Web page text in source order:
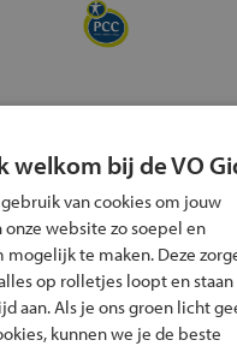
Test je kennis met
Fiets Veilig
Verkeersspel!
Speel het Fiets Veilig
en win een Cortina-fiets!
welkom bij de VO
van cookies om jouw
onze website zo soepel en
mogelijk te maken. Deze
op rolletjes loopt en staan
aan. Als je ons groen licht
kunnen we je de beste